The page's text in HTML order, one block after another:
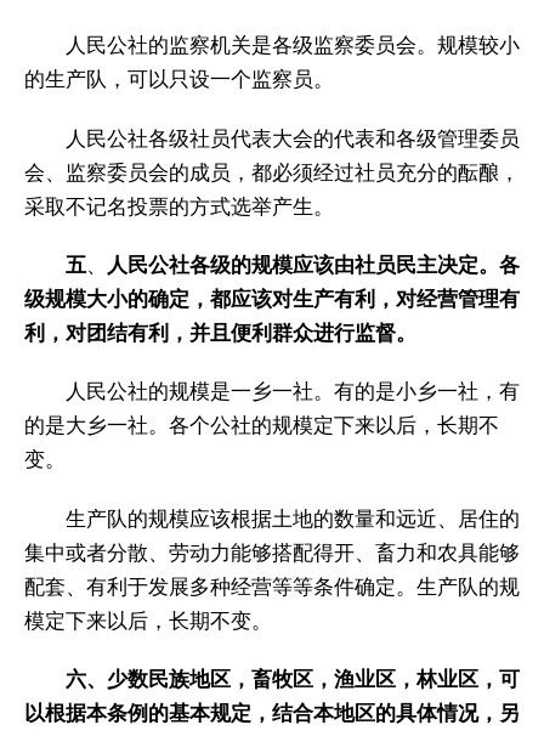
人民公社的监察机关是各级监察委员会。规模较小
的生产队，可以只设一个监察员。
人民公社各级社员代表大会的代表和各级管理委员
会、监察委员会的成员，都必须经过社员充分的酝酿，
采取不记名投票的方式选举产生。
五、
人民公社各级的规模应该由社员民主决定。各
级规模大小的确定，都应该对生产有利，对经营管理有
利，对团结有利，并且便利群众进行监督。
人民公社的规模是一乡一社。有的是小乡一社，有
的是大乡一社。各个公社的规模定下来以后，长期不
变。
生产队的规模应该根据土地的数量和远近、居住的
集中或者分散、劳动力能够搭配得开、畜力和农具能够
配套、有利于发展多种经营等等条件确定。生产队的规
模定下来以后，长期不变。
六、少数民族地区，畜牧区，渔业区，林业区，可
以根据本条例的基本规定，结合本地区的具体情况，另